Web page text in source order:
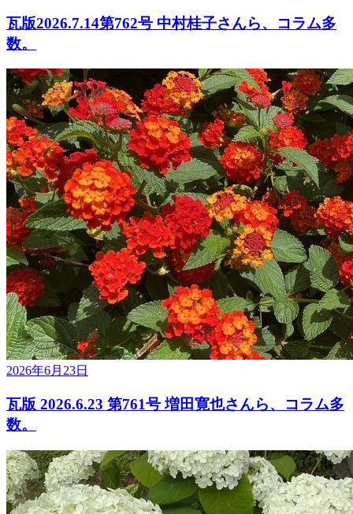
瓦版2026.7.14第762号 中村桂子さんら、コラム多
数。
2026年6月23日
瓦版 2026.6.23 第761号 増田寛也さんら、コラム多
数。